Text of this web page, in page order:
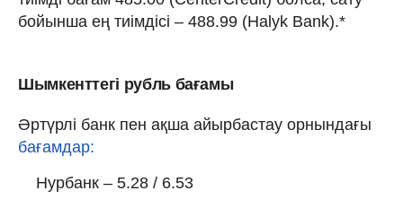
бойынша ең тиімдісі – 488.99 (Halyk Bank).*
Шымкенттегі рубль бағамы
Әртүрлі банк пен ақша айырбастау орнындағы
бағамдар:
Нурбанк – 5.28 / 6.53